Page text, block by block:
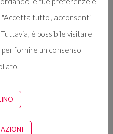
tutto", acconsenti
è possibile visitare
fornire un consenso